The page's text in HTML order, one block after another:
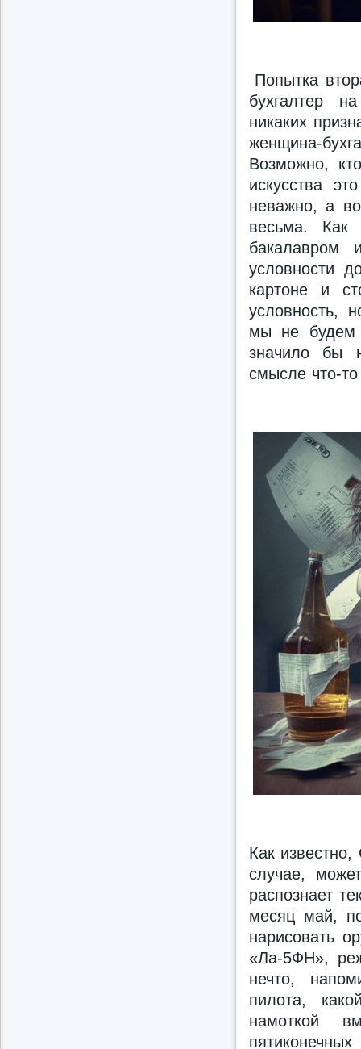
Попытка
бухгалтер
никаких
женщина-
Возможно,
искусства
неважно, а
весьма. Как
бакалавром
условности
картоне и
условность,
мы не будем
значило бы
смысле что-
Как
случае,
распознает
месяц май,
нарисовать
«Ла-5ФН»,
нечто,
пилота,
намоткой